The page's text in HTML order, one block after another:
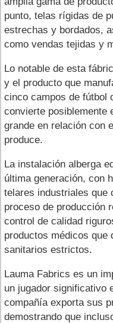
punto, telas rígidas de
estrechas y bordados,
como vendas tejidas y
Lo notable de esta
y el producto que
cinco campos de fútbol
convierte posiblemente
grande en relación con
produce.
La instalación alberga
última generación, con
telares industriales que
proceso de producción
control de calidad
productos médicos que
sanitarios estrictos.
Lauma Fabrics es un
un jugador significativo
compañía exporta sus
demostrando que